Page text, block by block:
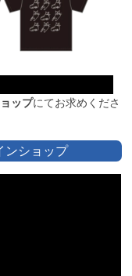
ップにてお求めくださ
ンショップ